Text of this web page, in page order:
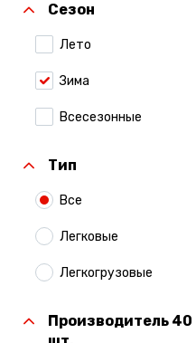
Сезон
Лето
Зима
Всесезонные
Тип
Все
Легковые
Легкогрузовые
Производитель 40